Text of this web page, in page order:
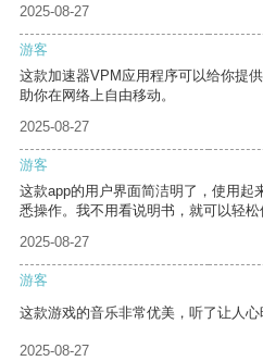
2025-08-27
游客
这款加速器VPM应用程序可以给你提
助你在网络上自由移动。
2025-08-27
游客
这款app的用户界面简洁明了，使用起
悉操作。我不用看说明书，就可以轻松
2025-08-27
游客
这款游戏的音乐非常优美，听了让人心
2025-08-27